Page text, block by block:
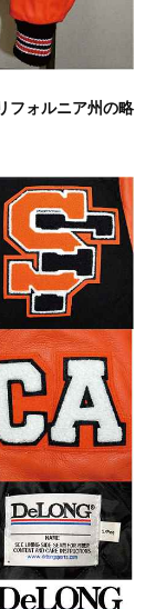
フォルニア州の略